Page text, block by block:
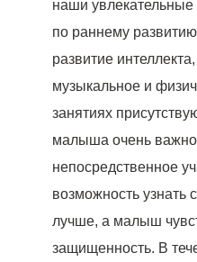
наши
по раннему
развитие
музыкальное и
занятиях
малыша очень
непосредственное
возможность узнать
лучше, а малыш
защищенность. В